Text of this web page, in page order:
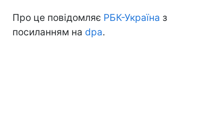
Про це повідомляє РБК-Україна з
посиланням на dpa.